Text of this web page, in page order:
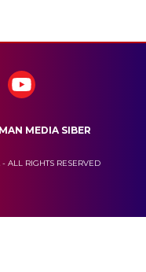
MEDIA SIBER
ALL RIGHTS RESERVED